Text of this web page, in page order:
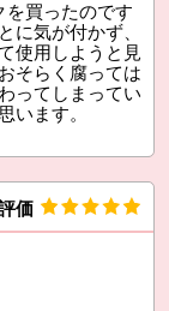
を買ったのです
に気が付かず、
使用しようと見
そらく腐っては
ってしまってい
います。
価